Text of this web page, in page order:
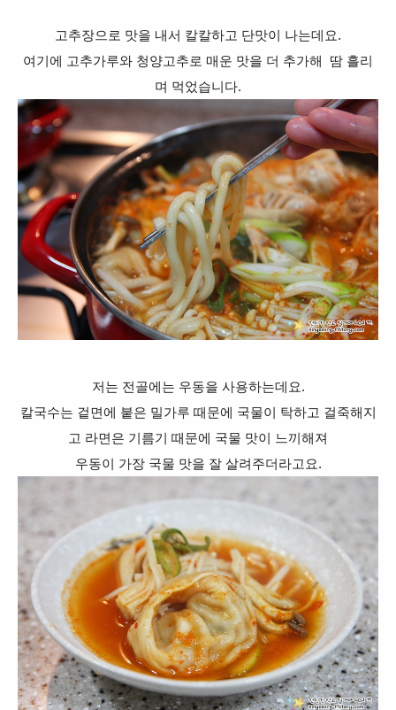
고추장으로 맛을 내서 칼칼하고 단맛이 나는데요.
여기에 고추가루와 청양고추로 매운 맛을 더 추가해 땀 흘리
며 먹었습니다.
저는 전골에는 우동을 사용하는데요.
칼국수는 겉면에 붙은 밀가루 때문에 국물이 탁하고 걸죽해지
고 라면은 기름기 때문에 국물 맛이 느끼해져
우동이 가장 국물 맛을 잘 살려주더라고요.